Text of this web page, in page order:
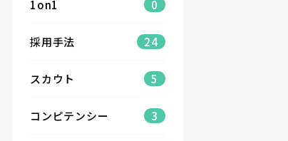
1on1 0
採用手法 24
スカウト 5
コンピテンシー 3